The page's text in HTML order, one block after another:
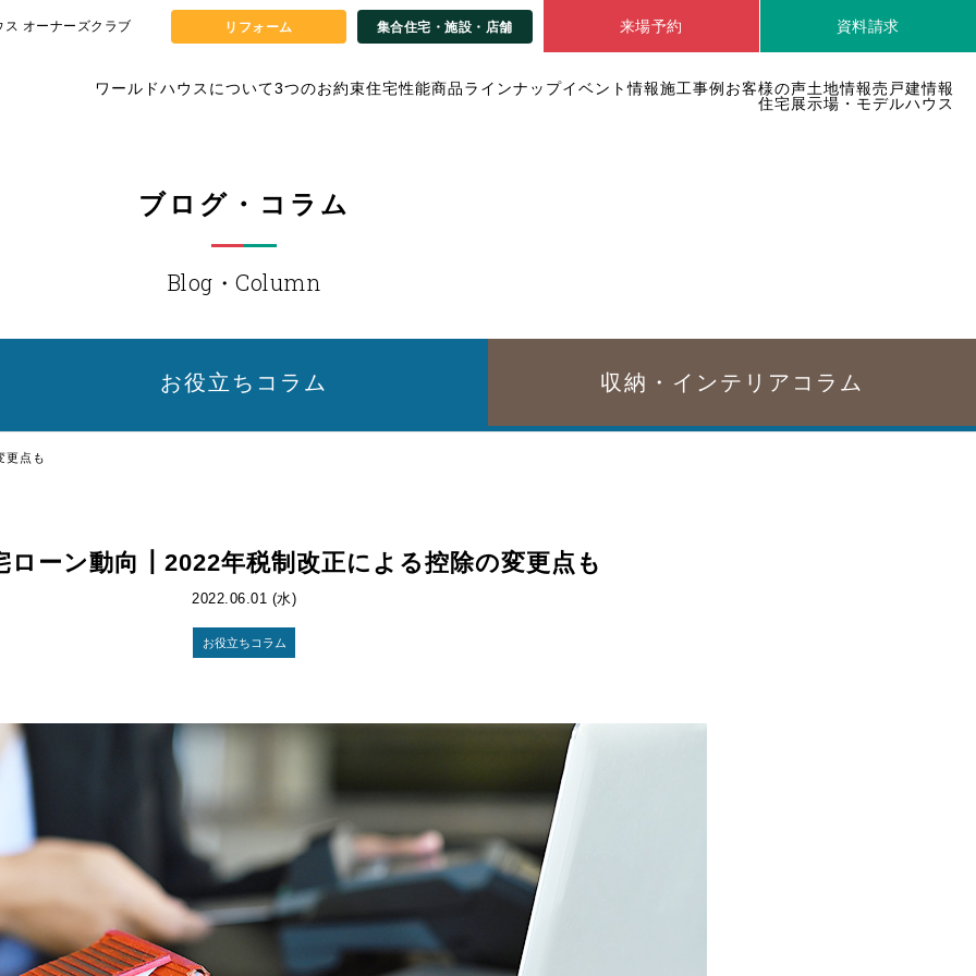
ワールドハウスについて3つのお約束住宅性能商品ラインナップイベント情報施工事例 お客様の声土地情報売戸建情報
住宅展示場・モデルハウス
ス オーナーズクラブ リフォーム 集合住宅・施設・店舗 来場予約 資料請求
ブログ・コラム
Blog・Column
お役立ち コラム 収納・インテリア コラム
更点も
ローン動向┃2022年税制改正による控除の変更点も
2022.06.01 (水)
お役立ちコラム